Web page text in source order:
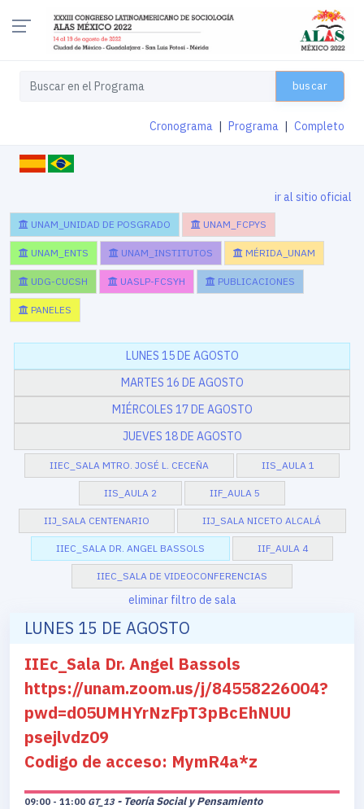
buscar
Cronograma Programa Completo
ir al sitio oficial
UNAM_UNIDAD DE POSGRADO UNAM_FCPYS
UNAM_ENTS UNAM_INSTITUTOS MÉRIDA_UNAM
UDG-CUCSH UASLP-FCSYH PUBLICACIONES
PANELES
LUNES 15 DE AGOSTO
MARTES 16 DE AGOSTO
MIÉRCOLES 17 DE AGOSTO
JUEVES 18 DE AGOSTO
IIEC_SALA MTRO. JOSÉ L. CECEÑA IIS_AULA 1
IIS_AULA 2 IIF_AULA 5
IIJ_SALA CENTENARIO IIJ_SALA NICETO ALCALÁ
IIEC_SALA DR. ANGEL BASSOLS IIF_AULA 4
IIEC_SALA DE VIDEOCONFERENCIAS
eliminar filtro de sala
LUNES 15 DE AGOSTO
IIEc_Sala Dr. Angel Bassols
https://unam.zoom.us/j/84558226004?
pwd=d05UMHYrNzFpT3pBcEhNUU
psejlvdz09
Codigo de acceso: MymR4a*z
09:00 - 11:00 GT_13 - Teoría Social y Pensamiento